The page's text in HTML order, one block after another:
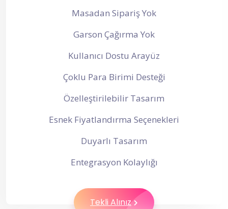
Masadan Sipariş Yok
Garson Çağırma Yok
Kullanıcı Dostu Arayüz
Çoklu Para Birimi Desteği
Özelleştirilebilir Tasarım
Esnek Fiyatlandırma Seçenekleri
Duyarlı Tasarım
Entegrasyon Kolaylığı
Tekli Alınız